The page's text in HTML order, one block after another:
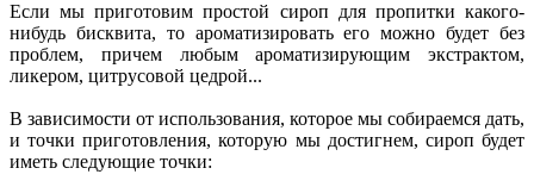
Если мы приготовим простой сироп для пропитки какого-
нибудь бисквита, то ароматизировать его можно будет без
проблем, причем любым ароматизирующим экстрактом,
ликером, цитрусовой цедрой...
В зависимости от использования, которое мы собираемся дать,
и точки приготовления, которую мы достигнем, сироп будет
иметь следующие точки: